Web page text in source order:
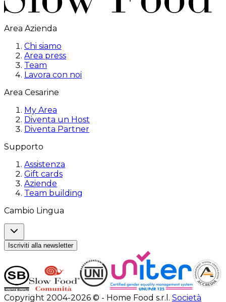
Area Azienda
Chi siamo
Area press
Team
Lavora con noi
Area Cesarine
My Area
Diventa un Host
Diventa Partner
Supporto
Assistenza
Gift cards
Aziende
Team building
Cambio Lingua
Iscriviti alla newsletter
Copyright 2004-2026 © - Home Food s.r.l. Società